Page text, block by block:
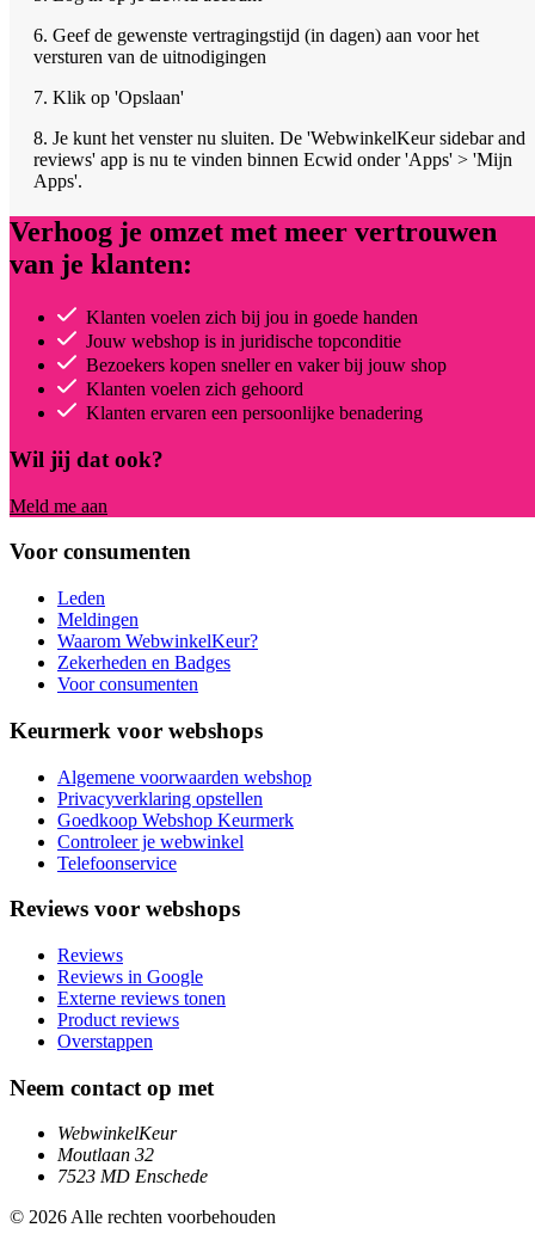
6. Geef de gewenste vertragingstijd (in dagen) aan voor het
versturen van de uitnodigingen
7. Klik op 'Opslaan'
8. Je kunt het venster nu sluiten. De 'WebwinkelKeur sidebar and
reviews' app is nu te vinden binnen Ecwid onder 'Apps' > 'Mijn
Apps'.
Verhoog je omzet met meer vertrouwen
van je klanten:
Klanten voelen zich bij jou in goede handen
Jouw webshop is in juridische topconditie
Bezoekers kopen sneller en vaker bij jouw shop
Klanten voelen zich gehoord
Klanten ervaren een persoonlijke benadering
Wil jij dat ook?
Meld me aan
Voor consumenten
Leden
Meldingen
Waarom WebwinkelKeur?
Zekerheden en Badges
Voor consumenten
Keurmerk voor webshops
Algemene voorwaarden webshop
Privacyverklaring opstellen
Goedkoop Webshop Keurmerk
Controleer je webwinkel
Telefoonservice
Reviews voor webshops
Reviews
Reviews in Google
Externe reviews tonen
Product reviews
Overstappen
Neem contact op met
WebwinkelKeur
Moutlaan 32
7523 MD Enschede
© 2026 Alle rechten voorbehouden